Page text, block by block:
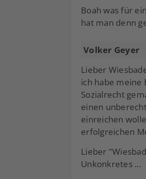
Boah was für
hat man denn
Volker Geyer
Lieber
ich habe
Sozialrecht
einen
einreichen
erfolgreichen
Lieber
Unkonkretes ...